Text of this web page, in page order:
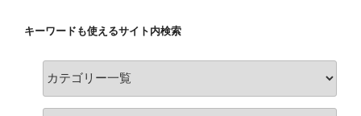
キーワードも使えるサイト内検索